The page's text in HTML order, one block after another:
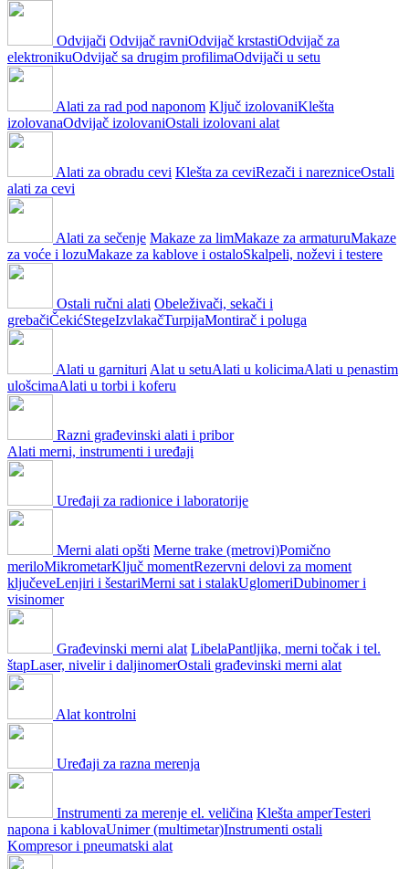
Odvijači Odvijač ravniOdvijač krstastiOdvijač za
elektronikuOdvijač sa drugim profilimaOdvijači u setu
Alati za rad pod naponom Ključ izolovaniKlešta
izolovanaOdvijač izolovaniOstali izolovani alat
Alati za obradu cevi Klešta za ceviRezači i narezniceOstali
alati za cevi
Alati za sečenje Makaze za limMakaze za armaturuMakaze
za voće i lozuMakaze za kablove i ostaloSkalpeli, noževi i testere
Ostali ručni alati Obeleživači, sekači i
grebačiČekićStegeIzvlakačTurpijaMontirač i poluga
Alati u garnituri Alat u setuAlati u kolicimaAlati u penastim
ulošcimaAlati u torbi i koferu
Razni građevinski alati i pribor
Alati merni, instrumenti i uređaji
Uređaji za radionice i laboratorije
Merni alati opšti Merne trake (metrovi)Pomično
meriloMikrometarKljuč momentRezervni delovi za moment
ključeveLenjiri i šestariMerni sat i stalakUglomeriDubinomer i
visinomer
Građevinski merni alat LibelaPantljika, merni točak i tel.
štapLaser, nivelir i daljinomerOstali građevinski merni alat
Alat kontrolni
Uređaji za razna merenja
Instrumenti za merenje el. veličina Klešta amperTesteri
napona i kablovaUnimer (multimetar)Instrumenti ostali
Kompresor i pneumatski alat